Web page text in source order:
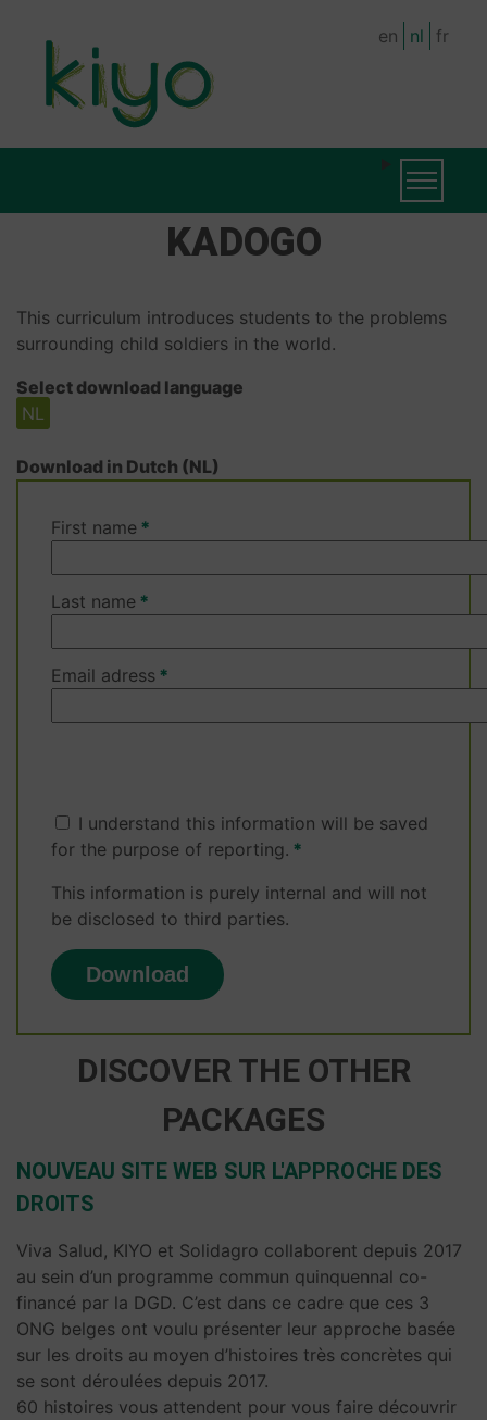
content
en nl fr
NAVIGATION
2)
NAVIGATION
Toggle
KADOGO
This curriculum introduces students to the problems
surrounding child soldiers in the world.
Select download language
NL
Download in Dutch (NL)
First name
Last name
Email adress
I understand this information will be saved
for the purpose of reporting.
This information is purely internal and will not
be disclosed to third parties.
DISCOVER THE OTHER
PACKAGES
NOUVEAU SITE WEB SUR L'APPROCHE DES
DROITS
Viva Salud, KIYO et Solidagro collaborent depuis 2017
au sein d’un programme commun quinquennal co-
financé par la DGD. C’est dans ce cadre que ces 3
ONG belges ont voulu présenter leur approche basée
sur les droits au moyen d’histoires très concrètes qui
se sont déroulées depuis 2017.
60 histoires vous attendent pour vous faire découvrir